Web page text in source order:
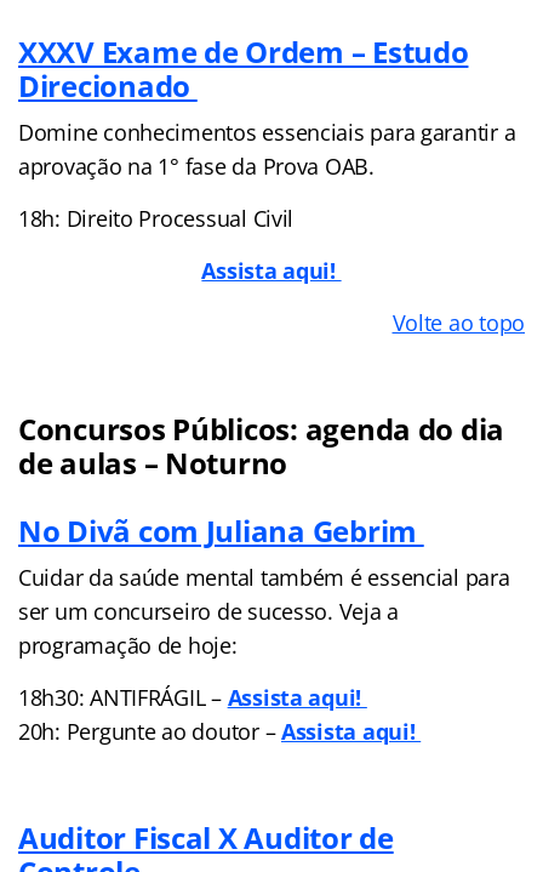
XXXV Exame de Ordem – Estudo
Direcionado
Domine conhecimentos essenciais para garantir a
aprovação na 1° fase da Prova OAB.
18h: Direito Processual Civil
Assista aqui!
Volte ao topo
Concursos Públicos: agenda do dia
de aulas – Noturno
No Divã com Juliana Gebrim
Cuidar da saúde mental também é essencial para
ser um concurseiro de sucesso. Veja a
programação de hoje:
18h30: ANTIFRÁGIL – Assista aqui!
20h: Pergunte ao doutor –Assista aqui!
Auditor Fiscal X Auditor de